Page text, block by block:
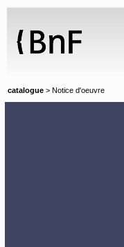
catalogue > Notice d'oeuvre